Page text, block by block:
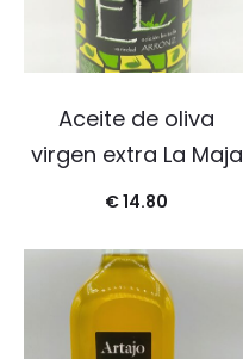
Aceite de oliva
virgen extra La Maja
€14.80